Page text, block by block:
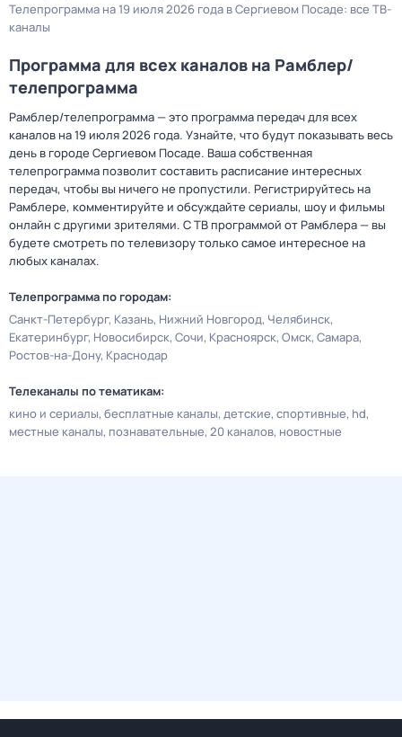
Телепрограмма на 19 июля 2026 года в Сергиевом Посаде: все ТВ-
каналы
Программа для всех каналов на Рамблер/
телепрограмма
Рамблер/телепрограмма — это программа передач для всех
каналов на 19 июля 2026 года. Узнайте, что будут показывать весь
день в городе Сергиевом Посаде. Ваша собственная
телепрограмма позволит составить расписание интересных
передач, чтобы вы ничего не пропустили. Регистрируйтесь на
Рамблере, комментируйте и обсуждайте сериалы, шоу и фильмы
онлайн с другими зрителями. С ТВ программой от Рамблера — вы
будете смотреть по телевизору только самое интересное на
любых каналах.
Телепрограмма по городам:
Санкт-Петербург Казань Нижний Новгород Челябинск
Екатеринбург Новосибирск Сочи Красноярск Омск Самара
Ростов-на-Дону Краснодар
Телеканалы по тематикам:
кино и сериалы бесплатные каналы детские спортивные hd
местные каналы познавательные 20 каналов новостные